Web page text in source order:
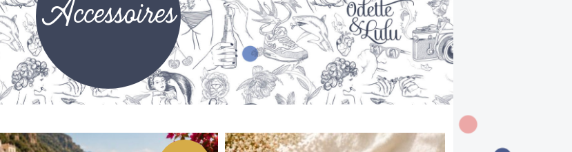
Accessoires